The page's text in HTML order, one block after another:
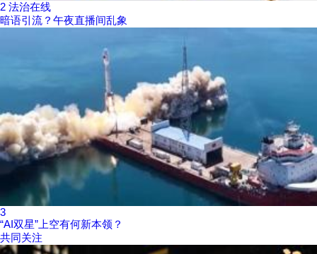
2 法治在线
暗语引流？午夜直播间乱象
3
“AI双星”上空有何新本领？
共同关注